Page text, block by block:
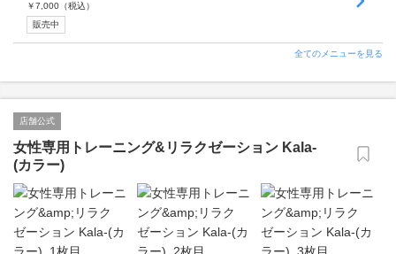
￥7,000 （税込）
販売中
全てのメニューを見る
店舗公式
女性専用トレーニング&リラクゼーション Kala-
(カラー)